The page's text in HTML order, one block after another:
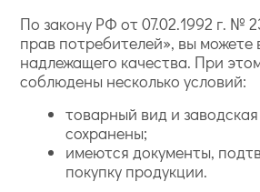
По закону РФ от 07.02.1992 г. №
прав потребителей», вы можете
надлежащего качества. При
соблюдены несколько условий:
товарный вид и
сохранены;
имеются документы,
покупку продукции.